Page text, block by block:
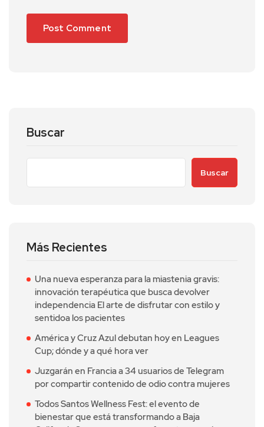
Buscar
Buscar
Más Recientes
Una nueva esperanza para la miastenia gravis:
innovación terapéutica que busca devolver
independencia El arte de disfrutar con estilo y
sentidoa los pacientes
América y Cruz Azul debutan hoy en Leagues
Cup; dónde y a qué hora ver
Juzgarán en Francia a 34 usuarios de Telegram
por compartir contenido de odio contra mujeres
Todos Santos Wellness Fest: el evento de
bienestar que está transformando a Baja